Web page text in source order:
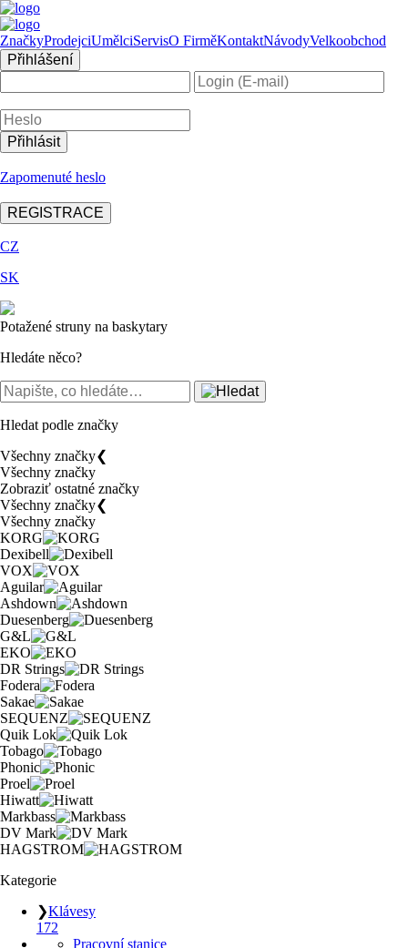
ZnačkyProdejciUmělciServisO FirměKontaktNávodyVelkoobchod
Přihlášení
Zapomenuté heslo
REGISTRACE
CZ
SK
Potažené struny na baskytary
Hledáte něco?
Hledat podle značky
Všechny značky❮
Všechny značky
Zobraziť ostatné značky
Všechny značky❮
Všechny značky
KORG
Dexibell
VOX
Aguilar
Ashdown
Duesenberg
G&L
EKO
DR Strings
Fodera
Sakae
SEQUENZ
Quik Lok
Tobago
Phonic
Proel
Hiwatt
Markbass
DV Mark
HAGSTROM
Kategorie
❯Klávesy
172
Pracovní stanice